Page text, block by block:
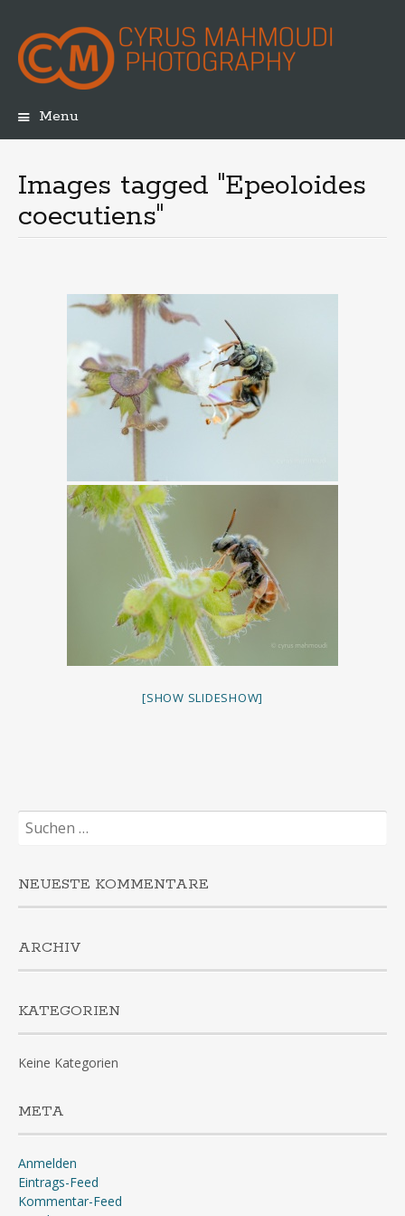
Menu
Images tagged "Epeoloides
coecutiens"
[SHOW SLIDESHOW]
Suchen
nach:
NEUESTE KOMMENTARE
ARCHIV
KATEGORIEN
Keine Kategorien
META
Anmelden
Eintrags-Feed
Kommentar-Feed